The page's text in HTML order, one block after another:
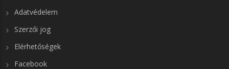
Adatvédelem
Szerzői jog
Elérhetőségek
Facebook